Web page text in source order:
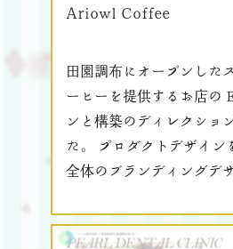
Ariowl Coffee
田園調布にオープンした
ーヒーを提供するお店の
ンと構築のディレクショ
た。 プロダクトデザイン
全体のブランディング